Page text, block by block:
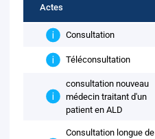
Actes
Consultation
Téléconsultation
consultation nouveau
médecin traitant d'un
patient en ALD
Consultation longue de